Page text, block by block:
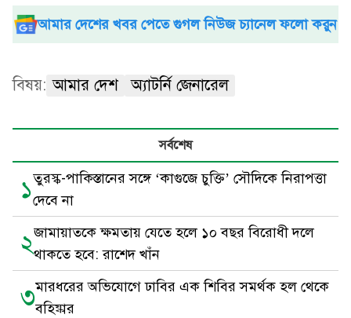
আমার দেশের খবর পেতে গুগল নিউজ চ্যানেল ফলো করুন
বিষয়: আমার দেশ অ্যাটর্নি জেনারেল
সর্বশেষ
১তুরস্ক-পাকিস্তানের সঙ্গে ‘কাগুজে চুক্তি’ সৌদিকে নিরাপত্তা
দেবে না
২জামায়াতকে ক্ষমতায় যেতে হলে ১০ বছর বিরোধী দলে
থাকতে হবে: রাশেদ খাঁন
৩মারধরের অভিযোগে ঢাবির এক শিবির সমর্থক হল থেকে
বহিষ্কার